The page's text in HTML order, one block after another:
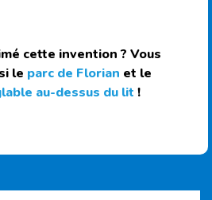
cette invention ? Vous
le parc de Florian et le
au-dessus du lit !